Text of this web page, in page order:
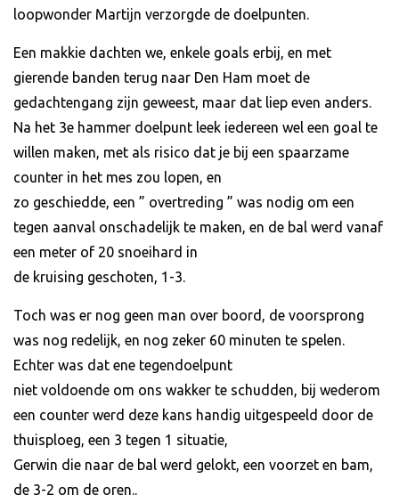
loopwonder Martijn verzorgde de doelpunten.
Een makkie dachten we, enkele goals erbij, en met
gierende banden terug naar Den Ham moet de
gedachtengang zijn geweest, maar dat liep even anders.
Na het 3e hammer doelpunt leek iedereen wel een goal te
willen maken, met als risico dat je bij een spaarzame
counter in het mes zou lopen, en
zo geschiedde, een ” overtreding ” was nodig om een
tegen aanval onschadelijk te maken, en de bal werd vanaf
een meter of 20 snoeihard in
de kruising geschoten, 1-3.
Toch was er nog geen man over boord, de voorsprong
was nog redelijk, en nog zeker 60 minuten te spelen.
Echter was dat ene tegendoelpunt
niet voldoende om ons wakker te schudden, bij wederom
een counter werd deze kans handig uitgespeeld door de
thuisploeg, een 3 tegen 1 situatie,
Gerwin die naar de bal werd gelokt, een voorzet en bam,
de 3-2 om de oren..